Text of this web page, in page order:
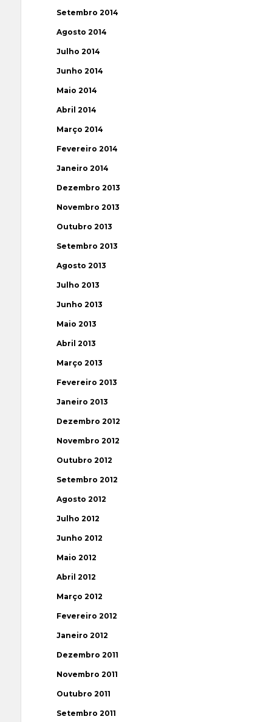
Setembro 2014
Agosto 2014
Julho 2014
Junho 2014
Maio 2014
Abril 2014
Março 2014
Fevereiro 2014
Janeiro 2014
Dezembro 2013
Novembro 2013
Outubro 2013
Setembro 2013
Agosto 2013
Julho 2013
Junho 2013
Maio 2013
Abril 2013
Março 2013
Fevereiro 2013
Janeiro 2013
Dezembro 2012
Novembro 2012
Outubro 2012
Setembro 2012
Agosto 2012
Julho 2012
Junho 2012
Maio 2012
Abril 2012
Março 2012
Fevereiro 2012
Janeiro 2012
Dezembro 2011
Novembro 2011
Outubro 2011
Setembro 2011